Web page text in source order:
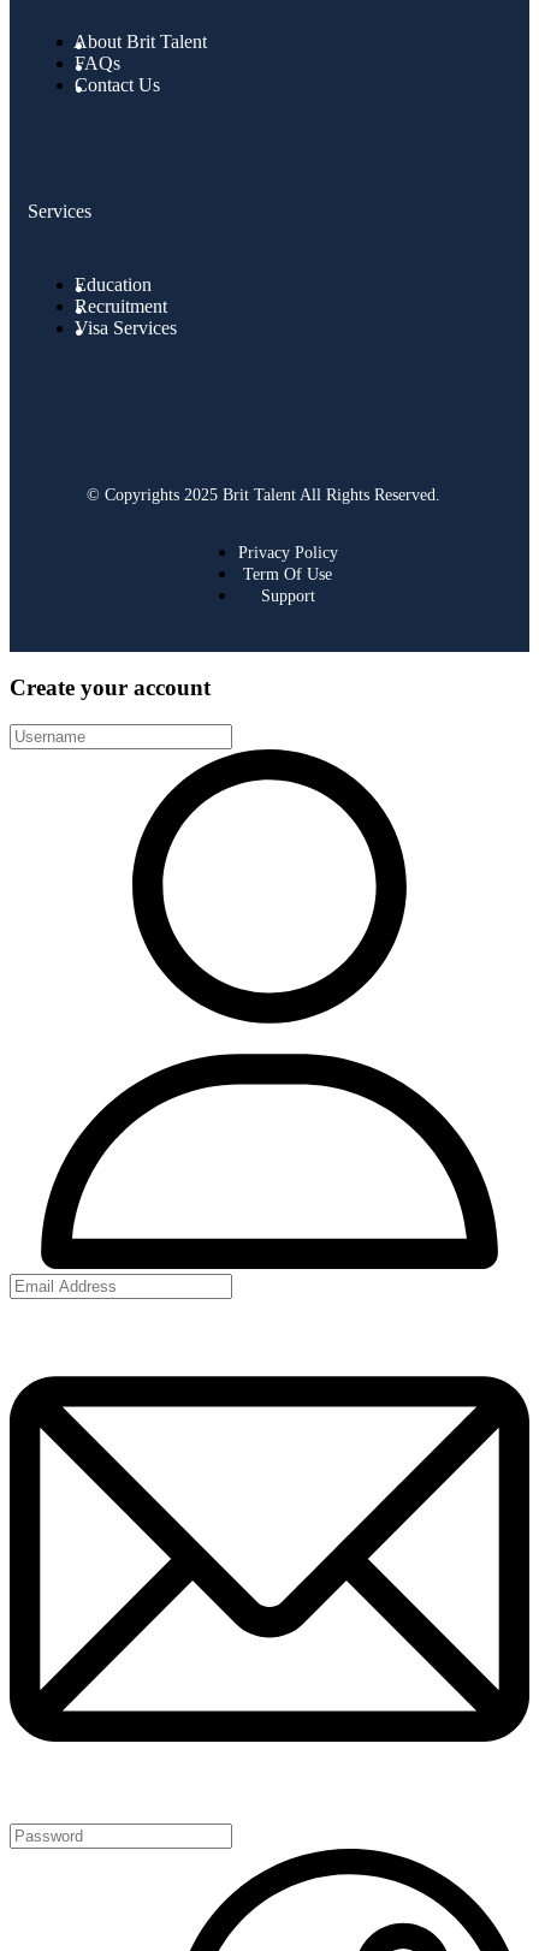
About Brit Talent
FAQs
Contact Us
Services
Education
Recruitment
Visa Services
© Copyrights 2025 Brit Talent All Rights Reserved.
Privacy Policy
Term Of Use
Support
Create your account